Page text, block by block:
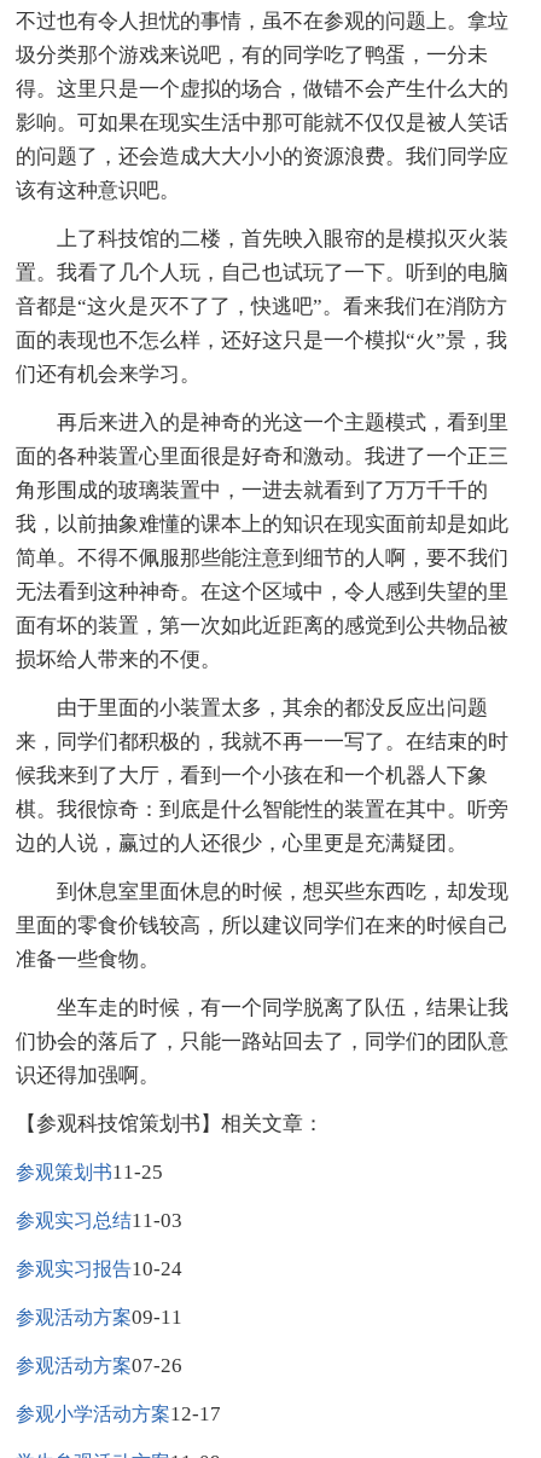
不过也有令人担忧的事情，虽不在参观的问题上。拿垃
圾分类那个游戏来说吧，有的同学吃了鸭蛋，一分未
得。这里只是一个虚拟的场合，做错不会产生什么大的
影响。可如果在现实生活中那可能就不仅仅是被人笑话
的问题了，还会造成大大小小的资源浪费。我们同学应
该有这种意识吧。
上了科技馆的二楼，首先映入眼帘的是模拟灭火装
置。我看了几个人玩，自己也试玩了一下。听到的电脑
音都是“这火是灭不了了，快逃吧”。看来我们在消防方
面的表现也不怎么样，还好这只是一个模拟“火”景，我
们还有机会来学习。
再后来进入的是神奇的光这一个主题模式，看到里
面的各种装置心里面很是好奇和激动。我进了一个正三
角形围成的玻璃装置中，一进去就看到了万万千千的
我，以前抽象难懂的课本上的知识在现实面前却是如此
简单。不得不佩服那些能注意到细节的人啊，要不我们
无法看到这种神奇。在这个区域中，令人感到失望的里
面有坏的装置，第一次如此近距离的感觉到公共物品被
损坏给人带来的不便。
由于里面的小装置太多，其余的都没反应出问题
来，同学们都积极的，我就不再一一写了。在结束的时
候我来到了大厅，看到一个小孩在和一个机器人下象
棋。我很惊奇：到底是什么智能性的装置在其中。听旁
边的人说，赢过的人还很少，心里更是充满疑团。
到休息室里面休息的时候，想买些东西吃，却发现
里面的零食价钱较高，所以建议同学们在来的时候自己
准备一些食物。
坐车走的时候，有一个同学脱离了队伍，结果让我
们协会的落后了，只能一路站回去了，同学们的团队意
识还得加强啊。
【参观科技馆策划书】相关文章：
参观策划书11-25
参观实习总结11-03
参观实习报告10-24
参观活动方案09-11
参观活动方案07-26
参观小学活动方案12-17